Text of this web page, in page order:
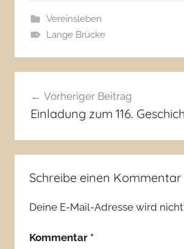
Vereinsleben
Lange Brücke
Vorheriger Beitrag
Einladung zum 116.
Schreibe einen Kommentar
Deine E-Mail-Adresse wird
Kommentar *